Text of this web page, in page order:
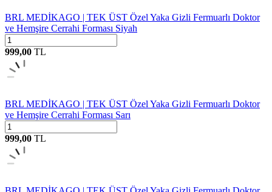
BRL MEDİKAGO | TEK ÜST Özel Yaka Gizli Fermuarlı Doktor
ve Hemşire Cerrahi Forması Siyah
999,00 TL
BRL MEDİKAGO | TEK ÜST Özel Yaka Gizli Fermuarlı Doktor
ve Hemşire Cerrahi Forması Sarı
999,00 TL